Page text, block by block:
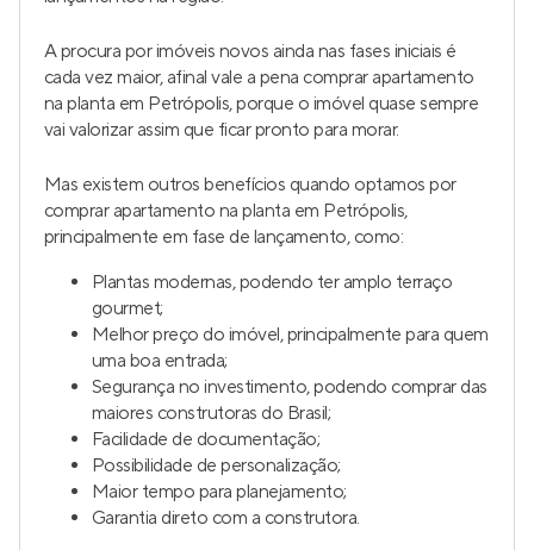
A melhor maneira de comprar apartamento na planta em
Petrópolis é buscando por breve lançamentos e
lançamentos na região.
A procura por imóveis novos ainda nas fases iniciais é
cada vez maior, afinal vale a pena comprar apartamento
na planta em Petrópolis, porque o imóvel quase sempre
vai valorizar assim que ficar pronto para morar.
Mas existem outros benefícios quando optamos por
comprar apartamento na planta em Petrópolis,
principalmente em fase de lançamento, como:
Plantas modernas, podendo ter amplo terraço
gourmet;
Melhor preço do imóvel, principalmente para quem
uma boa entrada;
Segurança no investimento, podendo comprar das
maiores construtoras do Brasil;
Facilidade de documentação;